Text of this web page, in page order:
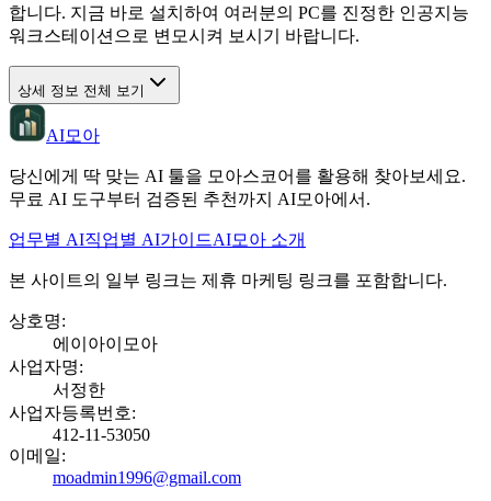
합니다. 지금 바로 설치하여 여러분의 PC를 진정한 인공지능
워크스테이션으로 변모시켜 보시기 바랍니다.
상세 정보 전체 보기
AI모아
당신에게 딱 맞는 AI 툴을 모아스코어를 활용해 찾아보세요.
무료 AI 도구부터 검증된 추천까지 AI모아에서.
업무별 AI직업별 AI가이드AI모아 소개
본 사이트의 일부 링크는 제휴 마케팅 링크를 포함합니다.
상호명:
에이아이모아
사업자명:
서정한
사업자등록번호:
412-11-53050
이메일:
moadmin1996@gmail.com